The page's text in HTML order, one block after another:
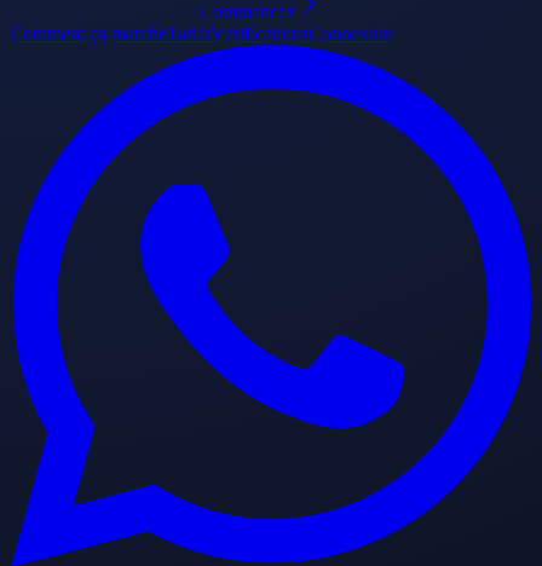
Commencez
Comment ça marcheTarifsVérificationsConnexion